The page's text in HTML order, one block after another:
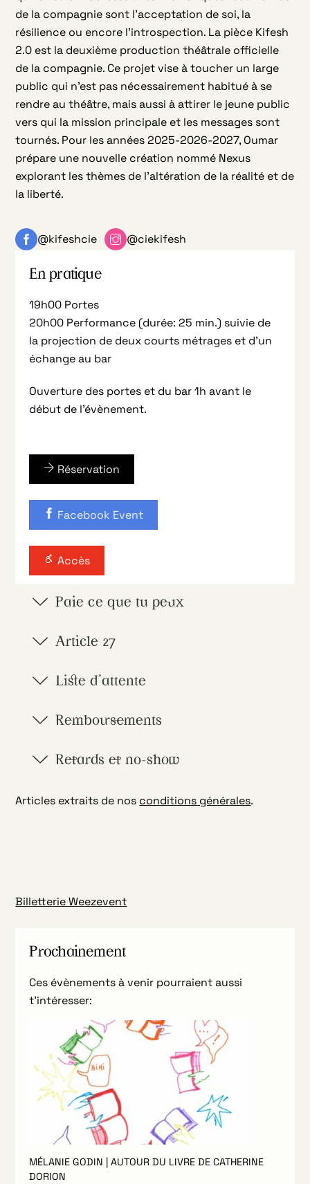
de la compagnie sont l’acceptation de soi, la
résilience ou encore l’introspection. La pièce Kifesh
2.0 est la deuxième production théâtrale officielle
de la compagnie. Ce projet vise à toucher un large
public qui n’est pas nécessairement habitué à se
rendre au théâtre, mais aussi à attirer le jeune public
vers qui la mission principale et les messages sont
tournés. Pour les années 2025-2026-2027, Oumar
prépare une nouvelle création nommé Nexus
explorant les thèmes de l’altération de la réalité et de
la liberté.
@kifeshcie @ciekifesh
En pratique
19h00 Portes
20h00 Performance (durée: 25 min.) suivie de
la projection de deux courts métrages et d’un
échange au bar
Ouverture des portes et du bar 1h avant le
début de l’évènement.
Réservation
Facebook Event
Accès
Paie ce que tu peux
Article 27
Liste d'attente
Remboursements
Retards et no-show
Articles extraits de nos conditions générales.
Billetterie Weezevent
Prochainement
Ces évènements à venir pourraient aussi
t’intéresser:
MÉLANIE GODIN | AUTOUR DU LIVRE DE CATHERINE
DORION